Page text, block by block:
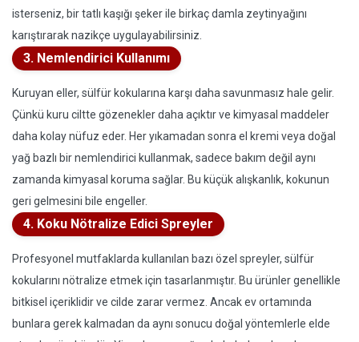
isterseniz, bir tatlı kaşığı şeker ile birkaç damla zeytinyağını
karıştırarak nazikçe uygulayabilirsiniz.
3. Nemlendirici Kullanımı
Kuruyan eller, sülfür kokularına karşı daha savunmasız hale gelir.
Çünkü kuru ciltte gözenekler daha açıktır ve kimyasal maddeler
daha kolay nüfuz eder. Her yıkamadan sonra el kremi veya doğal
yağ bazlı bir nemlendirici kullanmak, sadece bakım değil aynı
zamanda kimyasal koruma sağlar. Bu küçük alışkanlık, kokunun
geri gelmesini bile engeller.
4. Koku Nötralize Edici Spreyler
Profesyonel mutfaklarda kullanılan bazı özel spreyler, sülfür
kokularını nötralize etmek için tasarlanmıştır. Bu ürünler genellikle
bitkisel içeriklidir ve cilde zarar vermez. Ancak ev ortamında
bunlara gerek kalmadan da aynı sonucu doğal yöntemlerle elde